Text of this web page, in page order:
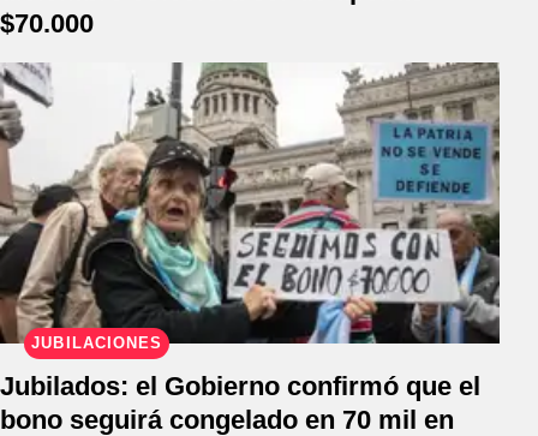
$70.000
JUBILACIONES
Jubilados: el Gobierno confirmó que el
bono seguirá congelado en 70 mil en